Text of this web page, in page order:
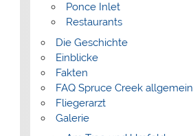
Ponce Inlet
Restaurants
Die Geschichte
Einblicke
Fakten
FAQ Spruce Creek allgemein
Fliegerarzt
Galerie